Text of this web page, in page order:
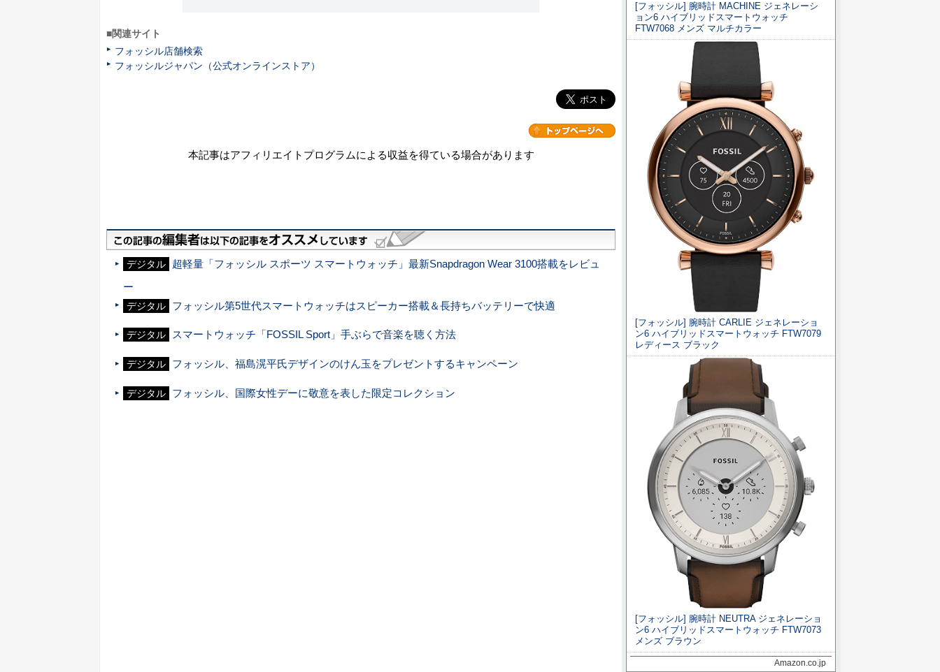
■関連サイト
フォッシル店舗検索
フォッシルジャパン（公式オンラインストア）
本記事はアフィリエイトプログラムによる収益を得ている場合があります
デジタル
超軽量「フォッシル スポーツ スマートウォッチ」最新Snapdragon Wear 3100搭載をレビュ
ー
デジタル フォッシル第5世代スマートウォッチはスピーカー搭載＆長持ちバッテリーで快適
デジタル スマートウォッチ「FOSSIL Sport」手ぶらで音楽を聴く方法
デジタル フォッシル、福島滉平氏デザインのけん玉をプレゼントするキャンペーン
デジタル フォッシル、国際女性デーに敬意を表した限定コレクション
[フォッシル] 腕時計 MACHINE ジェネレーシ
ョン6 ハイブリッドスマートウォッチ
FTW7068 メンズ マルチカラー
[フォッシル] 腕時計 CARLIE ジェネレーショ
ン6 ハイブリッドスマートウォッチ FTW7079
レディース ブラック
[フォッシル] 腕時計 NEUTRA ジェネレーショ
ン6 ハイブリッドスマートウォッチ FTW7073
メンズ ブラウン
Amazon.co.jp